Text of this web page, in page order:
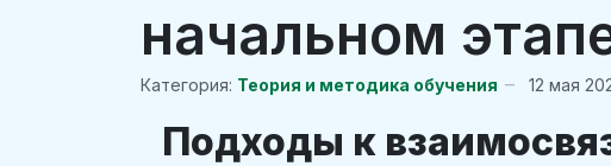
начальном
Категория: Теория и методика обучения 12 мая
Подходы к